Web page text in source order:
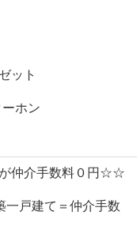
ット
ホン
仲介手数料０円☆☆
一戸建て＝仲介手数